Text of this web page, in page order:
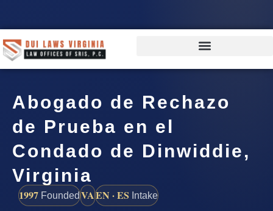
Abogado de Rechazo
de Prueba en el
Condado de Dinwiddie,
Virginia
1997 FoundedVAEN · ES Intake